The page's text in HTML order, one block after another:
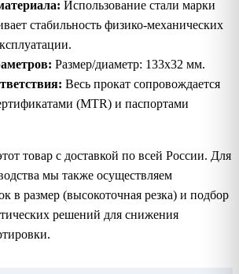
Использование стали марки
стабильность физико-механических
Размер/диаметр: 133х32 мм.
Весь прокат сопровождается
(MTR) и паспортами
товар с доставкой по всей России. Для
мы также осуществляем
в размер (высокоточная резка) и подбор
решений для снижения